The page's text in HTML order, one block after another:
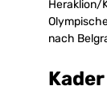
Heraklion/
nach
Kader